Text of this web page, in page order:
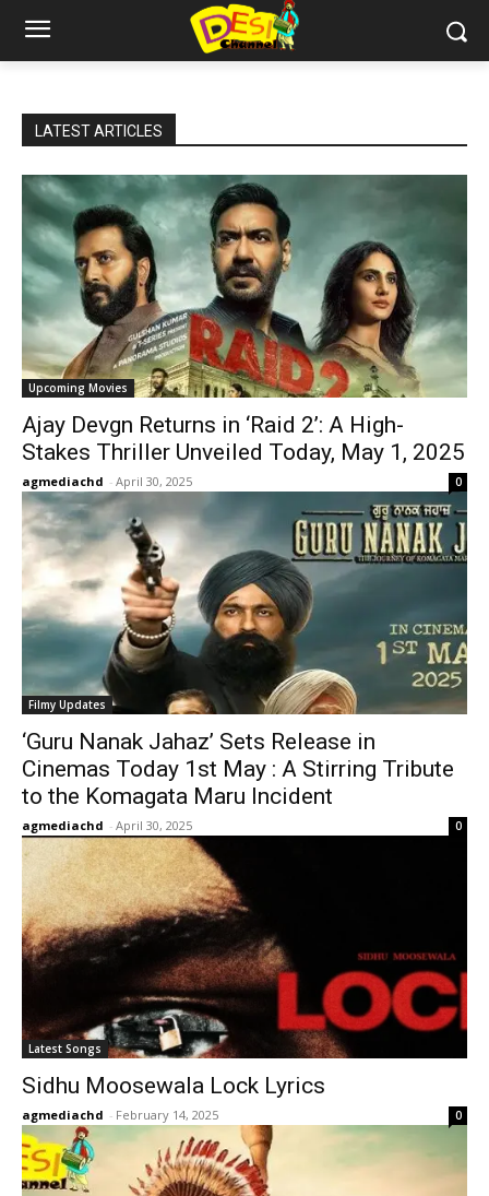
LATEST ARTICLES
Upcoming Movies
Ajay Devgn Returns in ‘Raid 2’: A High-
Stakes Thriller Unveiled Today, May 1, 2025
agmediachd - April 30, 2025 0
Filmy Updates
‘Guru Nanak Jahaz’ Sets Release in
Cinemas Today 1st May : A Stirring Tribute
to the Komagata Maru Incident
agmediachd - April 30, 2025 0
Latest Songs
Sidhu Moosewala Lock Lyrics
agmediachd - February 14, 2025 0